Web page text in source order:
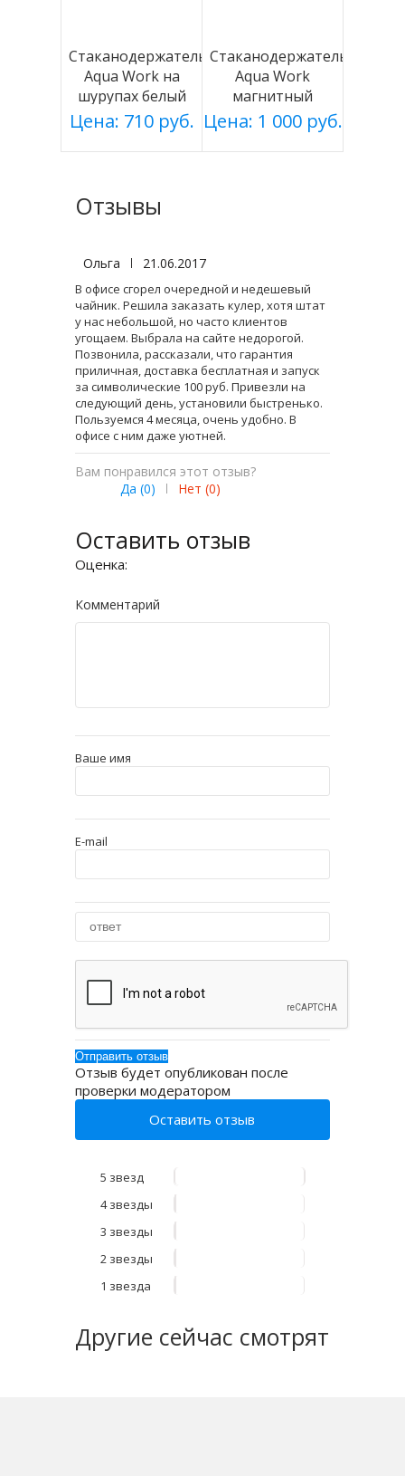
Стаканодержатель
Aqua Work на
шурупах белый
Цена: 710 руб.
Стаканодержатель
Aqua Work
магнитный
серебро
Цена: 1 000 руб.
Отзывы
Ольга | 21.06.2017
В офисе сгорел очередной и недешевый
чайник. Решила заказать кулер, хотя штат
у нас небольшой, но часто клиентов
угощаем. Выбрала на сайте недорогой.
Позвонила, рассказали, что гарантия
приличная, доставка бесплатная и запуск
за символические 100 руб. Привезли на
следующий день, установили быстренько.
Пользуемся 4 месяца, очень удобно. В
офисе с ним даже уютней.
Вам понравился этот отзыв?
Да (0) | Нет (0)
Оставить отзыв
Оценка:
Комментарий
Ваше имя
E-mail
Отзыв будет опубликован после
проверки модератором
Оставить отзыв
5 звезд
4 звезды
3 звезды
2 звезды
1 звезда
Другие сейчас смотрят